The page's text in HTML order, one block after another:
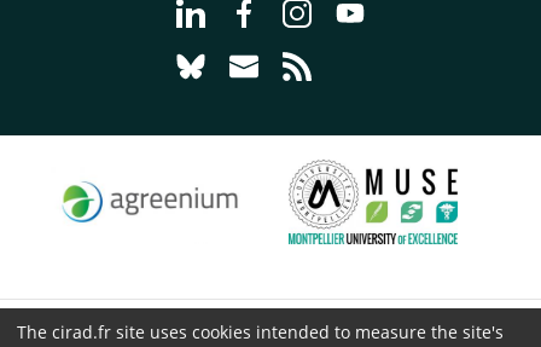
Go to page Follow us on LinkedIn -
Go to page Follow us on
Go to page Follow us on
Go to page Follow
Go to page Follow us on Bluesky -
Go to page Contact us - CIRAD
© CIRAD 2026
The cirad.fr site uses cookies intended to measure the site's